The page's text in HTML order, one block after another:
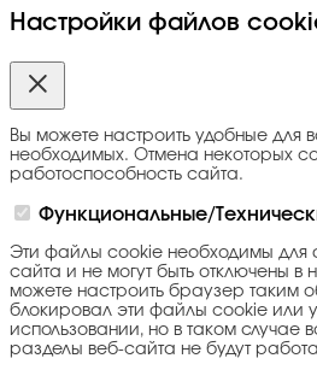
Настройки файлов
Вы можете настроить удобные
необходимых. Отмена некоторых
работоспособность сайта.
Функциональные/
Эти файлы cookie необходимы для
сайта и не могут быть отключены в
можете настроить браузер таким
блокировал эти файлы cookie или
использовании, но в таком случае
разделы веб-сайта не будут